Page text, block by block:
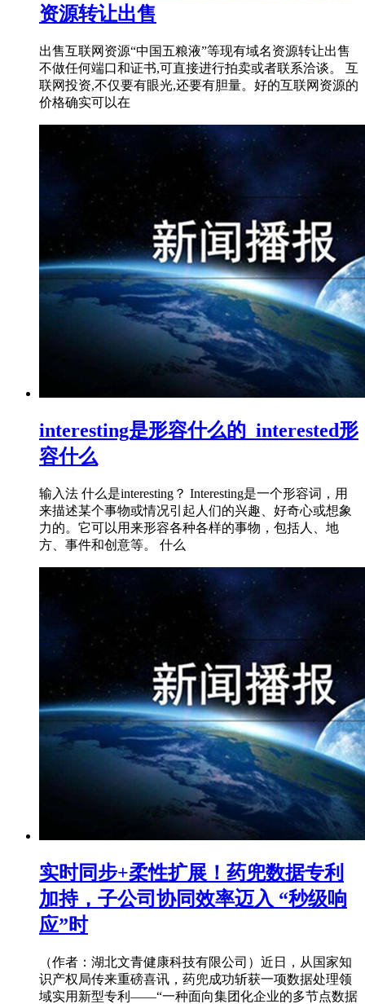
资源转让出售
出售互联网资源“中国五粮液”等现有域名资源转让出售
不做任何端口和证书,可直接进行拍卖或者联系洽谈。 互
联网投资,不仅要有眼光,还要有胆量。好的互联网资源的
价格确实可以在
interesting是形容什么的_interested形
容什么
输入法 什么是interesting？ Interesting是一个形容词，用
来描述某个事物或情况引起人们的兴趣、好奇心或想象
力的。它可以用来形容各种各样的事物，包括人、地
方、事件和创意等。 什么
实时同步+柔性扩展！药兜数据专利
加持，子公司协同效率迈入 “秒级响
应”时
（作者：湖北文青健康科技有限公司）近日，从国家知
识产权局传来重磅喜讯，药兜成功斩获一项数据处理领
域实用新型专利——“一种面向集团化企业的多节点数据